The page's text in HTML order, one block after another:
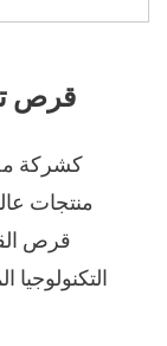
قرص
كشركة
منتجات
قرص